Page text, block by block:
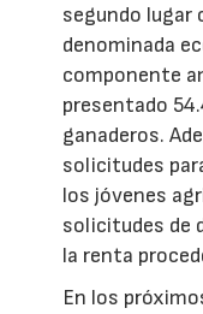
segundo lugar
denominada
componente
presentado
ganaderos.
solicitudes
los jóvenes
solicitudes de
la renta
En los